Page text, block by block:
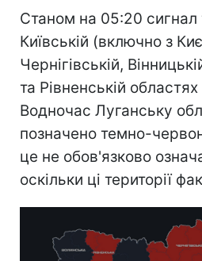
Станом на 05:20 сигнал
Київській (включно з
Чернігівській,
та Рівненській
Водночас Луганську
позначено темно-
це не обов'язково
оскільки ці території